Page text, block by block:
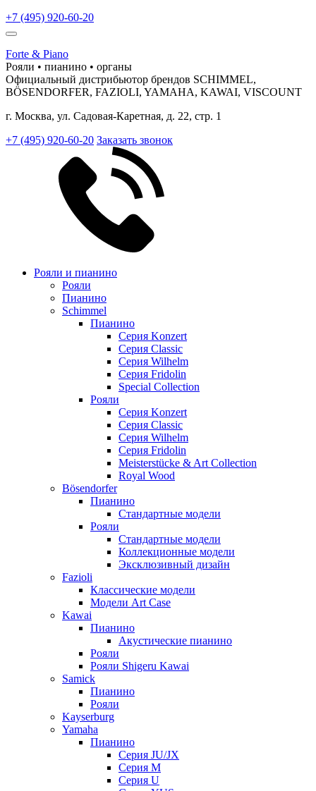
+7 (495) 920-60-20
Forte & Piano
Рояли • пианино • органы
Официальный дистрибьютор брендов SCHIMMEL,
BÖSENDORFER, FAZIOLI, YAMAHA, KAWAI, VISCOUNT
г. Москва, ул. Садовая-Каретная, д. 22, стр. 1
+7 (495) 920-60-20 Заказать звонок
Рояли и пианино
Рояли
Пианино
Schimmel
Пианино
Серия Konzert
Серия Classic
Серия Wilhelm
Серия Fridolin
Special Collection
Рояли
Серия Konzert
Серия Classic
Серия Wilhelm
Серия Fridolin
Meisterstücke & Art Collection
Royal Wood
Bösendorfer
Пианино
Стандартные модели
Рояли
Стандартные модели
Коллекционные модели
Эксклюзивный дизайн
Fazioli
Классические модели
Модели Art Case
Kawai
Пианино
Акустические пианино
Рояли
Рояли Shigeru Kawai
Samick
Пианино
Рояли
Kayserburg
Yamaha
Пианино
Серия JU/JX
Серия M
Серия U